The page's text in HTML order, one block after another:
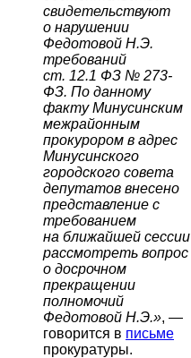
свидетельствуют
о нарушении
Федотовой Н.Э.
требований
ст. 12.1 ФЗ № 273-
ФЗ. По данному
факту Минусинским
межрайонным
прокурором в адрес
Минусинского
городского совета
депутатов внесено
представление с
требованием
на ближайшей сессии
рассмотреть вопрос
о досрочном
прекращении
полномочий
Федотовой Н.Э.», —
говорится в письме
прокуратуры.